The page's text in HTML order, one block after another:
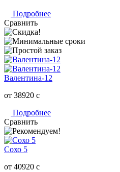
Подробнее
Сравнить
Валентина-12
от 38920 c
Подробнее
Сравнить
Сохо 5
от 40920 c